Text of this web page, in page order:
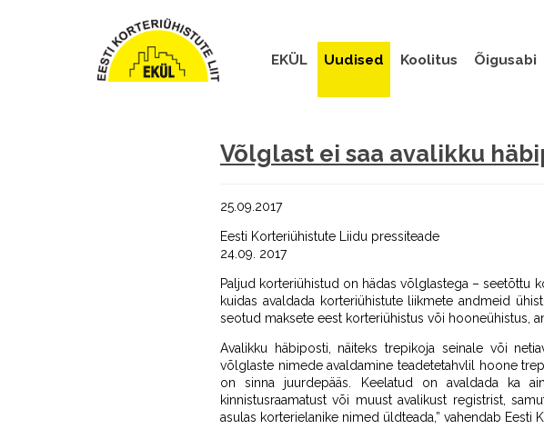
EKÜL Uudised Koolitus Õigusabi
Võlglast ei saa avalikku
25.09.2017
Eesti Korteriühistute Liidu pressiteade
24.09. 2017
Paljud korteriühistud on hädas võlglastega – seetõttu
kuidas avaldada korteriühistute liikmete andmeid
seotud maksete eest korteriühistus või hooneühistus,
Avalikku häbiposti, näiteks trepikoja seinale või
võlglaste nimede avaldamine teadetetahvlil hoone
on sinna juurdepääs. Keelatud on avaldada ka
kinnistusraamatust või muust avalikust registrist,
asulas korterielanike nimed üldteada,” vahendab Eesti